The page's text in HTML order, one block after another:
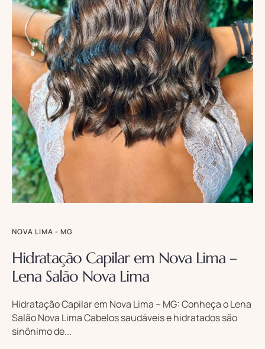
NOVA LIMA - MG
Hidratação Capilar em Nova Lima –
Lena Salão Nova Lima
Hidratação Capilar em Nova Lima – MG: Conheça o Lena
Salão Nova Lima Cabelos saudáveis e hidratados são
sinônimo de...